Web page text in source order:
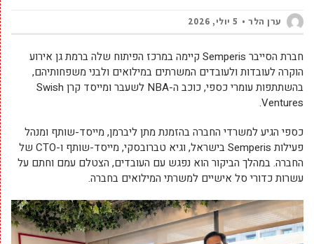
ערן הלר 5 יולי, 2026
חברת הסייבר Semperis קיימה במרכז הפיתוח שלה ברמת גן אירוע
הוקרה לעובדות ולעובדים המשרתים במילואים ולבני משפחותיהם,
בהשתתפות עומרי כספי, כוכב ה-NBA לשעבר ומייסד קרן Swish
Ventures.
כספי הגיע למשרדי החברה בהזמנת מתן ליברמן, מייסד-שותף ומנהל
פעילות Semperis בישראל, וגיא טברובסקי, מייסד-שותף ו-CTO של
החברה. במהלך הביקור הוא נפגש עם העובדים, הצטלם עמם וחתם על
עשרות כדורי סל אישיים למשרתי המילואים בחברה.